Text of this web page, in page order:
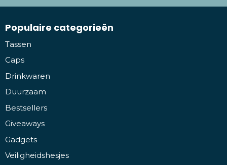
Populaire categorieën
Tassen
Caps
Drinkwaren
Duurzaam
Bestsellers
Giveaways
Gadgets
Veiligheidshesjes